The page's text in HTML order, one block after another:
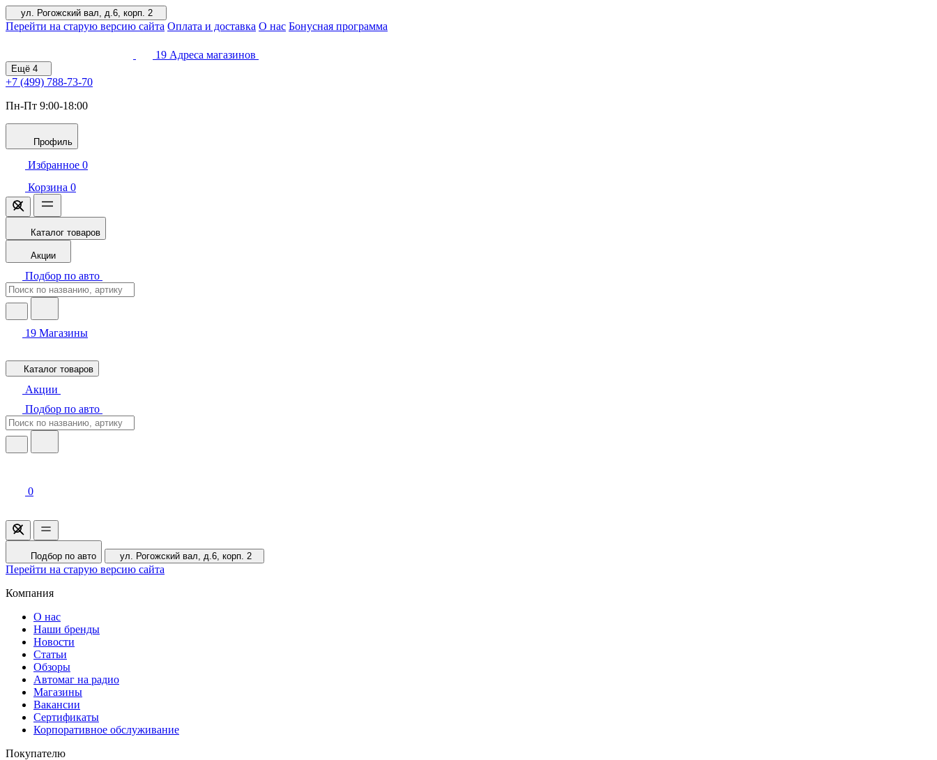
ул. Рогожский вал, д.6, корп. 2
Перейти на старую версию сайта Оплата и доставка О нас Бонусная программа
19 Адреса магазинов
Ещё 4
+7 (499) 788-73-70
Пн-Пт 9:00-18:00
Профиль
Избранное 0
Корзина 0
Каталог товаров
Акции
Подбор по авто
19 Магазины
Каталог товаров
Акции
Подбор по авто
0
Подбор по авто ул. Рогожский вал, д.6, корп. 2
Перейти на старую версию сайта
Компания
О нас
Наши бренды
Новости
Статьи
Обзоры
Автомаг на радио
Магазины
Вакансии
Сертификаты
Корпоративное обслуживание
Покупателю